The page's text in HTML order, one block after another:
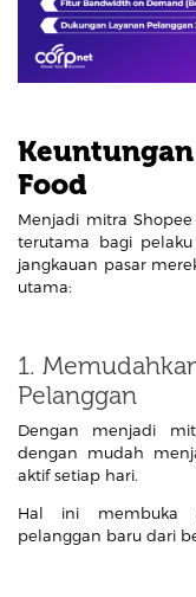
Food
Menjadi mitra
terutama bagi
jangkauan pasar
utama:
1.
Pelanggan
Dengan menjadi
dengan mudah
aktif setiap hari.
Hal ini membuka
pelanggan baru dari